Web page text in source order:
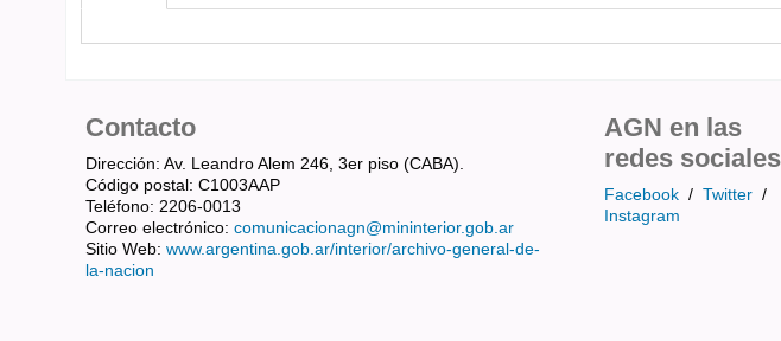
Contacto
Dirección: Av. Leandro Alem 246, 3er piso (CABA).
Código postal: C1003AAP
Teléfono: 2206-0013
Correo electrónico: comunicacionagn@mininterior.gob.ar
Sitio Web: www.argentina.gob.ar/interior/archivo-general-de-
la-nacion
AGN en las
redes sociales
Facebook / Twitter /
Instagram